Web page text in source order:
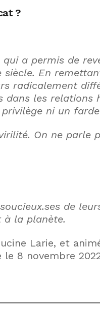
?
a permis de
En
radicalement
dans les relations
ni un
On ne parle
de
à la planète.
Larie, et
le 8 novembre